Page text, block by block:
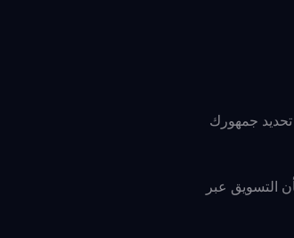
تحديد جمهورك
التسويق عبر